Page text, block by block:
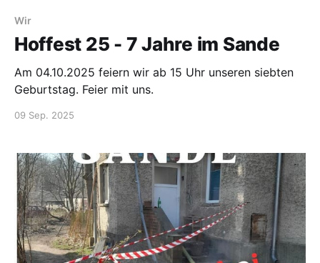
Wir
Hoffest 25 - 7 Jahre im Sande
Am 04.10.2025 feiern wir ab 15 Uhr unseren siebten
Geburtstag. Feier mit uns.
09 Sep. 2025